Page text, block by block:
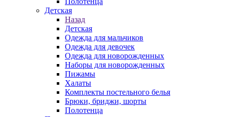
Детская
Назад
Детская
Одежда для мальчиков
Одежда для девочек
Одежда для новорожденных
Наборы для новорожденных
Пижамы
Халаты
Комплекты постельного белья
Брюки, бриджи, шорты
Полотенца